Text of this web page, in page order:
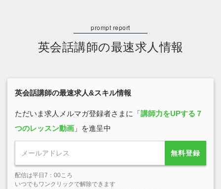
英会話講師の最速求人情報
英会話講師の最速求人&スキル情報
ただいま求人メルマガ登録者さまに「講師力をUPする７
つのレッスン動画 」を進呈中
無料登録
配信は平日7：00ころ
いつでもワンクリックで解除できます